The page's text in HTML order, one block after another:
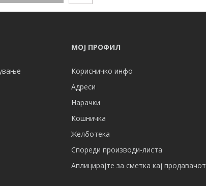
МОЈ ПРОФИЛ
Корисничко инфо
Адреси
Нарачки
Кошничка
Желботека
Спореди производи-листа
Аплицирајте за сметка кај продавачот